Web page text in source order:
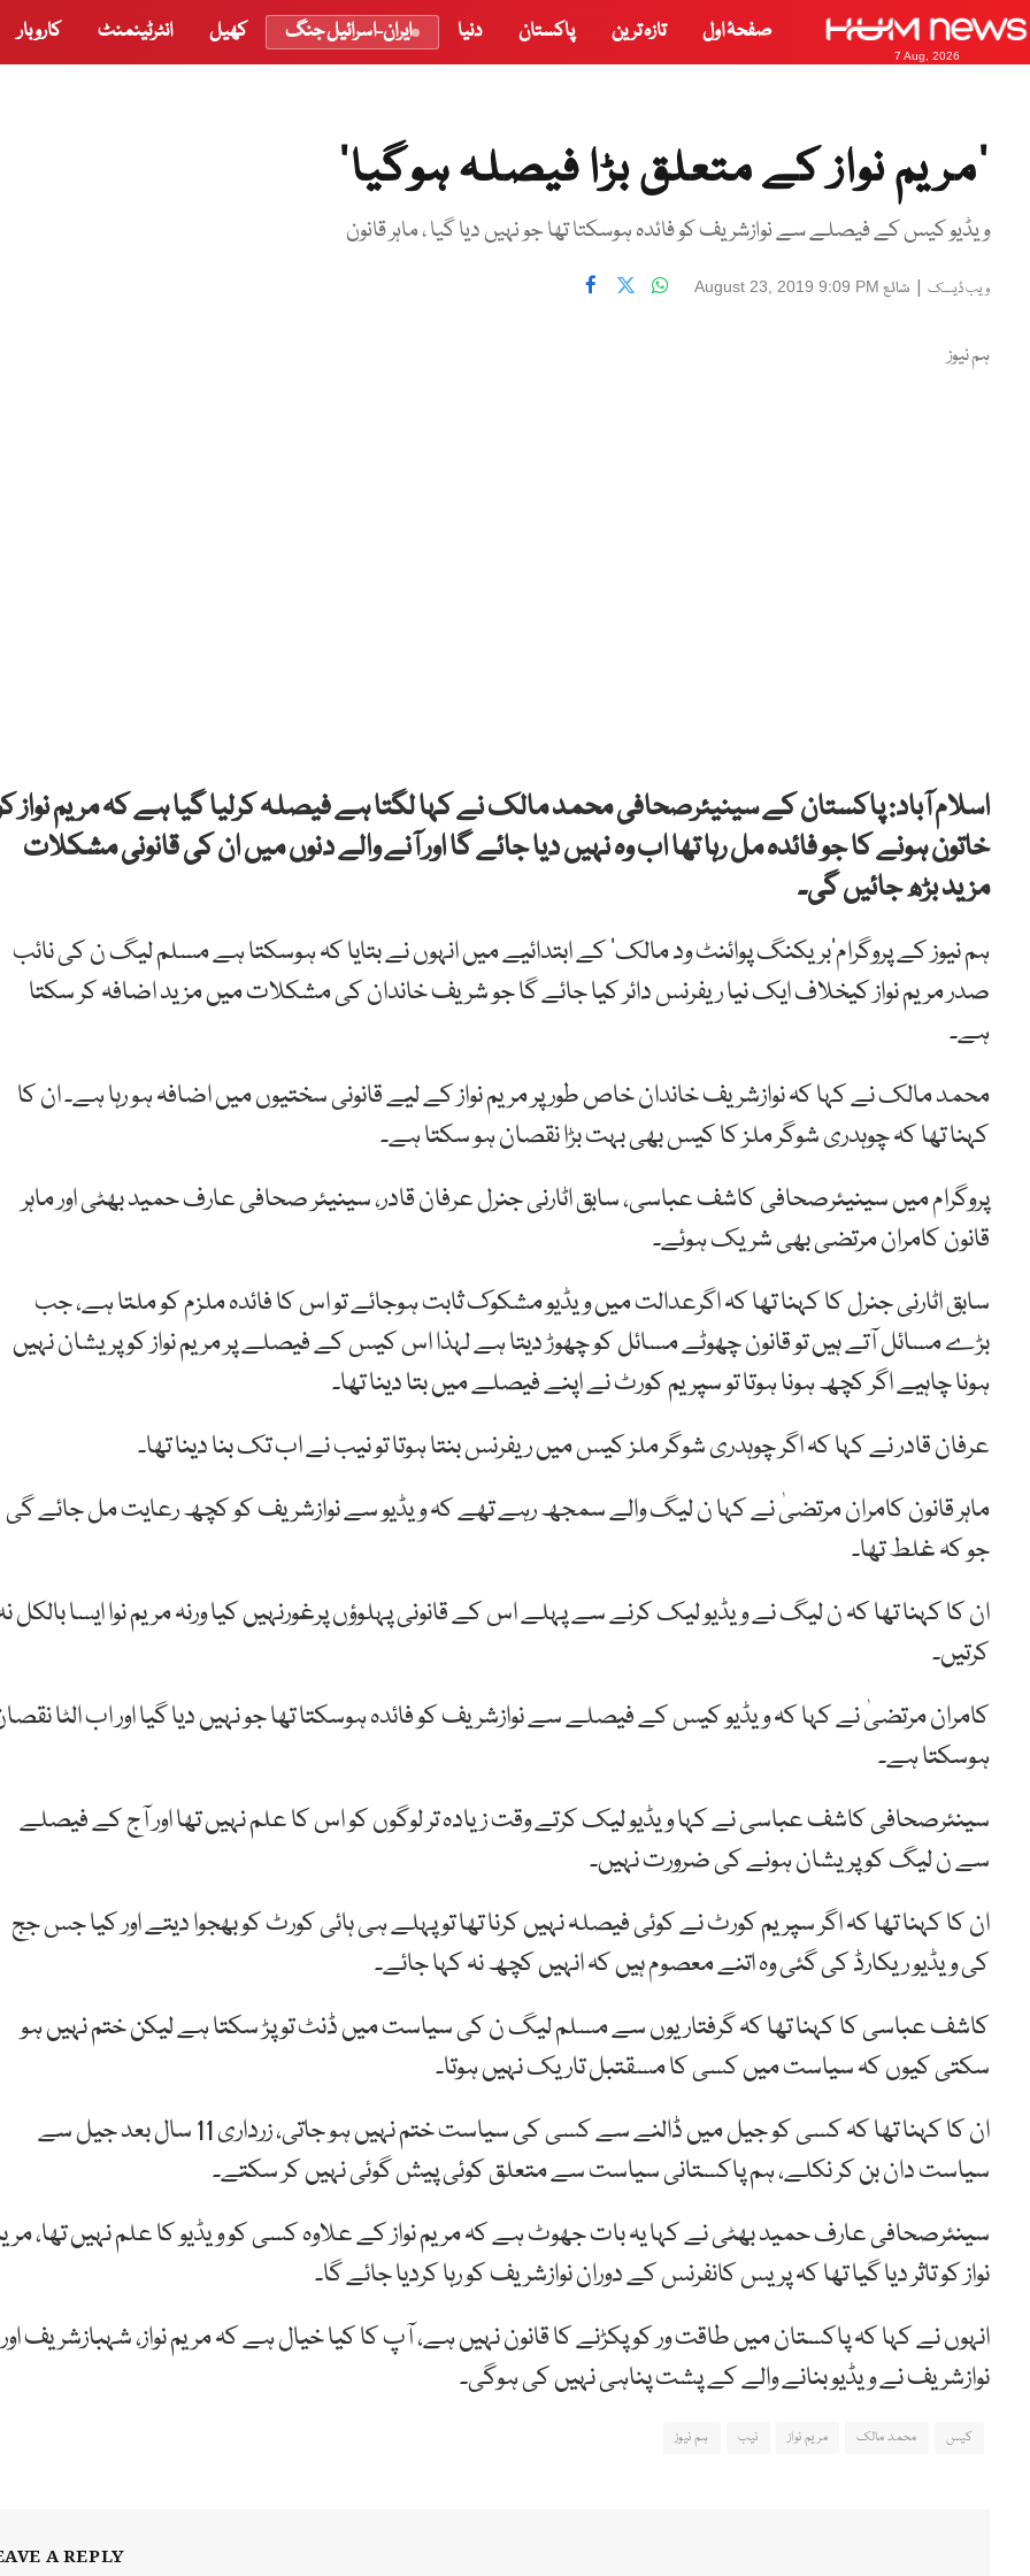
7 Aug, 2026
صفحۂ اول تازہ ترین پاکستان دنیا ایران-اسرائیل جنگ کھیل انٹرٹینمنٹ کاروبار
’مریم نواز کے متعلق بڑا فیصلہ ہوگیا‘
ویڈیو کیس کے فیصلے سے نوازشریف کو فائدہ ہوسکتا تھا جو نہیں دیا گیا ، ماہر قانون
ویب ڈیسک | شائع August 23, 2019 9:09 PM
ہم نیوز
اسلام آباد: پاکستان کے سینیئرصحافی محمد مالک نے کہا لگتا ہے فیصلہ کرلیا گیا ہے کہ مریم نواز
خاتون ہونے کا جو فائدہ مل رہا تھا اب وہ نہیں دیا جائے گا اور آنے والے دنوں میں ان کی قانونی مشکلات
مزید بڑھ جائیں گی۔
ہم نیوز کے پروگرام’بریکنگ پوائنٹ ود مالک‘ کے ابتدائیے میں انہوں نے بتایا کہ ہوسکتا ہے مسلم لیگ ن کی نائب
صدر مریم نواز کیخلاف ایک نیا ریفرنس دائر کیا جائے گا جو شریف خاندان کی مشکلات میں مزید اضافہ کر سکتا
ہے۔
محمد مالک نے کہا کہ نوازشریف خاندان خاص طور پر مریم نواز کے لیے قانونی سختیوں میں اضافہ ہو رہا ہے۔ ان کا
کہنا تھا کہ چوہدری شوگر ملز کا کیس بھی بہت بڑا نقصان ہو سکتا ہے۔
پروگرام میں سینیئرصحافی کاشف عباسی، سابق اٹارنی جنرل عرفان قادر، سینیئر صحافی عارف حمید بھٹی اور ماہر
قانون کامران مرتضی بھی شریک ہوئے۔
سابق اٹارنی جنرل کا کہنا تھا کہ اگرعدالت میں ویڈیو مشکوک ثابت ہوجائے تو اس کا فائدہ ملزم کو ملتا ہے، جب
بڑے مسائل آتے ہیں تو قانون چھوٹے مسائل کو چھوڑ دیتا ہے لہذا اس کیس کے فیصلے پر مریم نواز کو پریشان نہیں
ہونا چاہیے اگر کچھ ہونا ہوتا تو سپریم کورٹ نے اپنے فیصلے میں بتا دینا تھا۔
عرفان قادر نے کہا کہ اگر چوہدری شوگر ملز کیس میں ریفرنس بنتا ہوتا تو نیب نے اب تک بنا دینا تھا۔
ماہر قانون کامران مرتضیٰ نے کہا ن لیگ والے سمجھ رہے تھے کہ ویڈیو سے نوازشریف کو کچھ رعایت مل جائے گی
جو کہ غلط تھا۔
ان کا کہنا تھا کہ ن لیگ نے ویڈیو لیک کرنے سے پہلے اس کے قانونی پہلوؤں پرغورنہیں کیا ورنہ مریم نوا ایسا بالکل
کرتیں۔
کامران مرتضیٰ نے کہا کہ ویڈیو کیس کے فیصلے سے نوازشریف کو فائدہ ہوسکتا تھا جو نہیں دیا گیا اور اب الٹا
ہوسکتا ہے۔
سینئرصحافی کاشف عباسی نے کہا ویڈیو لیک کرتے وقت زیادہ تر لوگوں کو اس کا علم نہیں تھا اور آج کے فیصلے
سے ن لیگ کو پریشان ہونے کی ضرورت نہیں۔
ان کا کہنا تھا کہ اگر سپریم کورٹ نے کوئی فیصلہ نہیں کرنا تھا تو پہلے ہی ہائی کورٹ کو بھجوا دیتے اور کیا جس جج
کی ویڈیو ریکارڈ کی گئی وہ اتنے معصوم ہیں کہ انہیں کچھ نہ کہا جائے۔
کاشف عباسی کا کہنا تھا کہ گرفتاریوں سے مسلم لیگ ن کی سیاست میں ڈنٹ تو پڑ سکتا ہے لیکن ختم نہیں ہو
سکتی کیوں کہ سیاست میں کسی کا مسقتبل تاریک نہیں ہوتا۔
ان کا کہنا تھا کہ کسی کو جیل میں ڈالنے سے کسی کی سیاست ختم نہیں ہو جاتی، زرداری 11 سال بعد جیل سے
سیاست دان بن کر نکلے، ہم پاکستانی سیاست سے متعلق کوئی پیش گوئی نہیں کر سکتے۔
سینئرصحافی عارف حمید بھٹی نے کہا یہ بات جھوٹ ہے کہ مریم نواز کے علاوہ کسی کو ویڈیو کا علم نہیں تھا،
نواز کو تاثر دیا گیا تھا کہ پریس کانفرنس کے دوران نوازشریف کو رہا کردیا جائے گا۔
انہوں نے کہا کہ پاکستان میں طاقت ور کو پکڑنے کا قانون نہیں ہے، آپ کا کیا خیال ہے کہ مریم نواز، شہبازشریف اور
نوازشریف نے ویڈیو بنانے والے کے پشت پناہی نہیں کی ہوگی۔
کیس محمد مالک مریم نواز نیب ہم نیوز
A REPLY